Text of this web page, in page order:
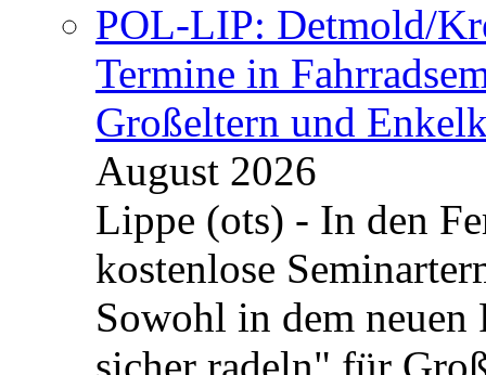
POL-LIP: Detmold/
Termine in
Großeltern und
August 2026
Lippe (ots) - In den
kostenlose
Sowohl in dem neuen